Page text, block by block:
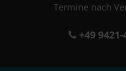
Termine nach
+49 9421-